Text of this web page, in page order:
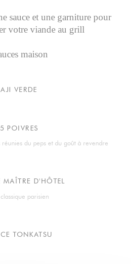
sauce et une garniture pour
votre viande au grill
maison
AJI VERDE
5 POIVRES
du peps et du goût à revendre
MAÎTRE D'HÔTEL
parisien
TONKATSU